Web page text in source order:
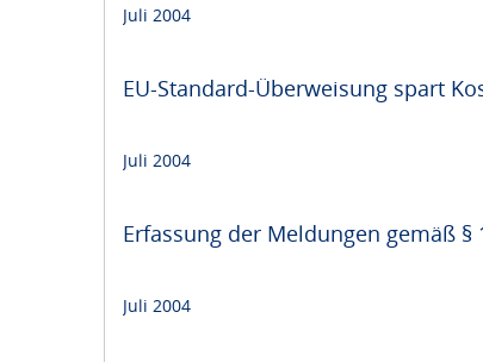
Juli 2004
EU-Standard-Überweisung spart
Juli 2004
Erfassung der Meldungen gemäß §
Juli 2004